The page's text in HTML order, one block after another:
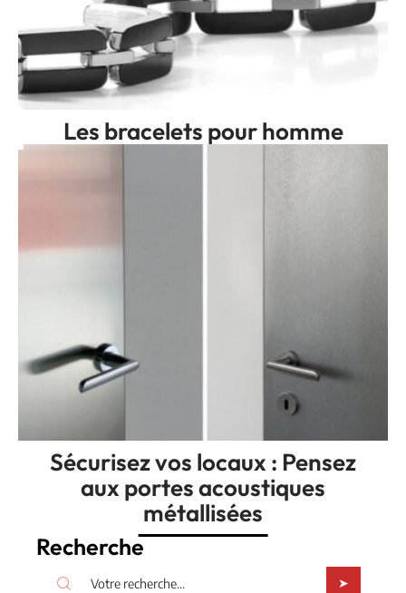
Les bracelets pour homme
Sécurisez vos locaux : Pensez
aux portes acoustiques
métallisées
Recherche